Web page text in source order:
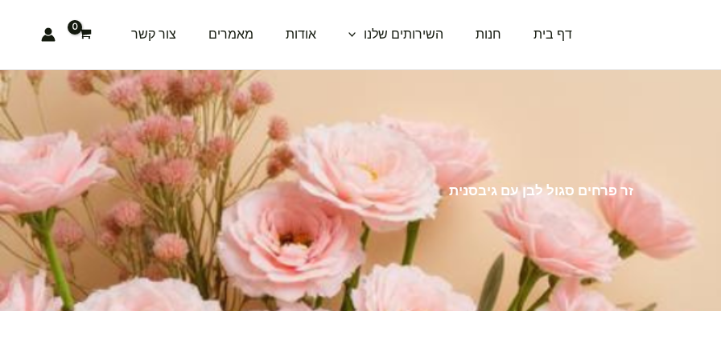
דף בית חנות השירותים שלנו אודות מאמרים צור קשר
זר פרחים סגול לבן עם גיבסנית